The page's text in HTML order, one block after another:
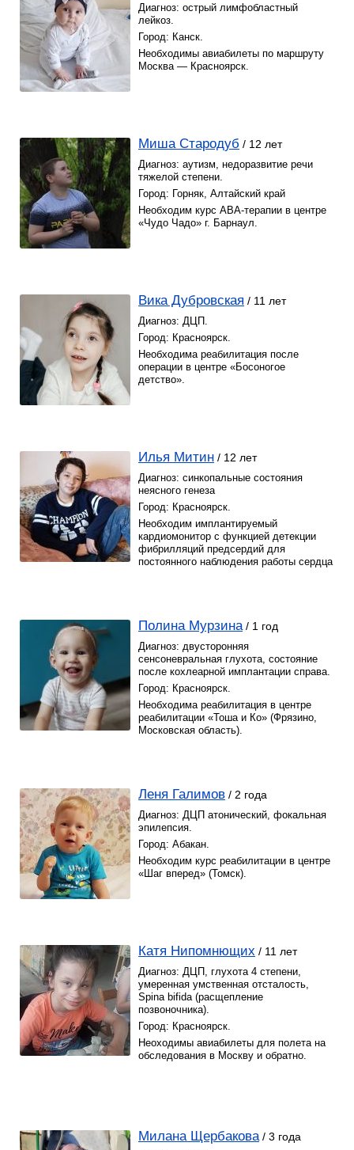
Диагноз: острый лимфобластный
лейкоз.
Город: Канск.
Необходимы авиабилеты по маршруту
Москва — Красноярск.
Миша Стародуб / 12 лет
Диагноз: аутизм, недоразвитие речи
тяжелой степени.
Город: Горняк, Алтайский край
Необходим курс АВА-терапии в центре
«Чудо Чадо» г. Барнаул.
Вика Дубровская / 11 лет
Диагноз: ДЦП.
Город: Красноярск.
Необходима реабилитация после
операции в центре «Босоногое
детство».
Илья Митин / 12 лет
Диагноз: синкопальные состояния
неясного генеза
Город: Красноярск.
Необходим имплантируемый
кардиомонитор с функцией детекции
фибрилляций предсердий для
постоянного наблюдения работы сердца
Полина Мурзина / 1 год
Диагноз: двусторонняя
сенсоневральная глухота, состояние
после кохлеарной имплантации справа.
Город: Красноярск.
Необходима реабилитация в центре
реабилитации «Тоша и Ко» (Фрязино,
Московская область).
Леня Галимов / 2 года
Диагноз: ДЦП атонический, фокальная
эпилепсия.
Город: Абакан.
Необходим курс реабилитации в центре
«Шаг вперед» (Томск).
Катя Нипомнющих / 11 лет
Диагноз: ДЦП, глухота 4 степени,
умеренная умственная отсталость,
Spina bifida (расщепление
позвоночника).
Город: Красноярск.
Неоходимы авиабилеты для полета на
обследования в Москву и обратно.
Милана Щербакова / 3 года